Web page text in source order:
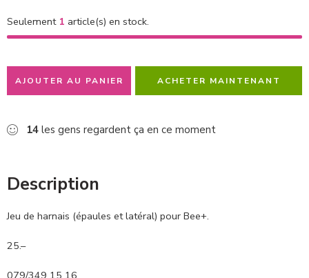
Seulement 1 article(s) en stock.
AJOUTER AU PANIER ACHETER MAINTENANT
14 les gens regardent ça en ce moment
Description
Jeu de harnais (épaules et latéral) pour Bee+.
25.–
079/349 15 16